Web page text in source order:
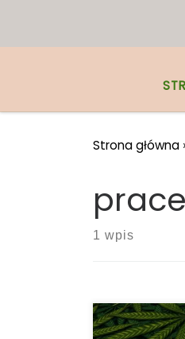
Strona główna
1 wpis